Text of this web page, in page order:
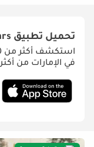
تحميل تطبيق
في الإمارات من أكثر من 350